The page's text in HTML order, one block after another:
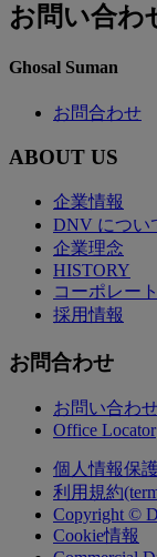
お問い合わ
Ghosal Suman
お問合わせ
ABOUT US
企業情報
DNV につい
企業理念
HISTORY
コーポレー
採用情報
お問合わせ
お問い合わ
Office Locator
個人情報保
利用規約
Copyright ©
Cookie情報